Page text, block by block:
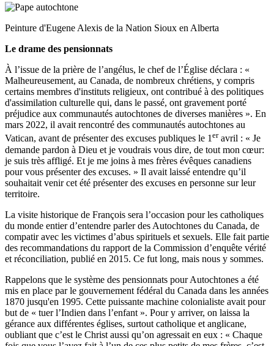
Peinture d'Eugene Alexis de la Nation Sioux en Alberta
Le drame des pensionnats
À l’issue de la prière de l’angélus, le chef de l’Église déclara : «
Malheureusement, au Canada, de nombreux chrétiens, y compris
certains membres d'instituts religieux, ont contribué à des politiques
d'assimilation culturelle qui, dans le passé, ont gravement porté
préjudice aux communautés autochtones de diverses manières ». En
mars 2022, il avait rencontré des communautés autochtones au
Vatican, avant de présenter des excuses publiques le 1eravril : « Je
demande pardon à Dieu et je voudrais vous dire, de tout mon cœur:
je suis très affligé. Et je me joins à mes frères évêques canadiens
pour vous présenter des excuses. » Il avait laissé entendre qu’il
souhaitait venir cet été présenter des excuses en personne sur leur
territoire.
La visite historique de François sera l’occasion pour les catholiques
du monde entier d’entendre parler des Autochtones du Canada, de
compatir avec les victimes d’abus spirituels et sexuels. Elle fait partie
des recommandations du rapport de la Commission d’enquête vérité
et réconciliation, publié en 2015. Ce fut long, mais nous y sommes.
Rappelons que le système des pensionnats pour Autochtones a été
mis en place par le gouvernement fédéral du Canada dans les années
1870 jusqu'en 1995. Cette puissante machine colonialiste avait pour
but de « tuer l’Indien dans l’enfant ». Pour y arriver, on laissa la
gérance aux différentes églises, surtout catholique et anglicane,
oubliant que c’est le Christ aussi qu’on agressait en eux : « Chaque